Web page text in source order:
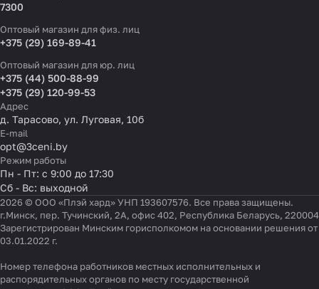
7300
Оптовый магазин для физ. лиц
+375 (29) 169-89-41
Оптовый магазин для юр. лиц
+375 (44) 500-88-99
+375 (29) 120-99-53
Адрес
д. Тарасово, ул. Луговая, 10б
E-mail
opt@3ceni.by
Режим работы
Пн - Пт: с 9:00 до 17:30
Сб - Вс: выходной
2026 © ООО «Плэй хард» УНП 193607576. Все права защищены.
г.Минск, пер. Тучинский, 2А, офис 402, Республика Беларусь, 220004
Зарегистрирован Минским горисполкомом на основании решения от
03.01.2022 г.
Номер телефона работников местных исполнительных и
распорядительных органов по месту государственной